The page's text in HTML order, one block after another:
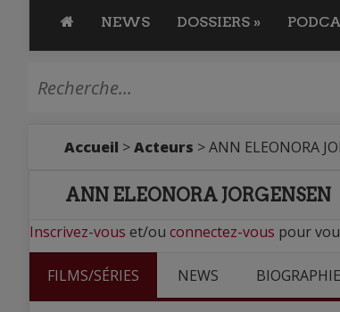
NEWS DOSSIERS »
Accueil >Acteurs > ANN ELEONORA
ANN ELEONORA JORGENSEN
Inscrivez-vous et/ou connectez-vous pour
FILMS/SÉRIES NEWS BIOGRAPHIE